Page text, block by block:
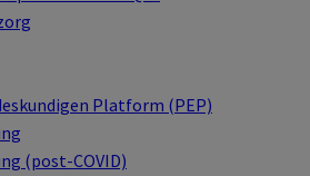
Platform (PEP)
(post-COVID)